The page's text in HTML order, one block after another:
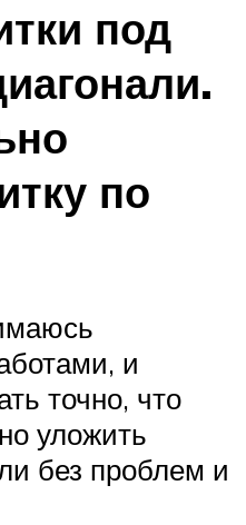
под
по
и
точно, что
уложить
без проблем и